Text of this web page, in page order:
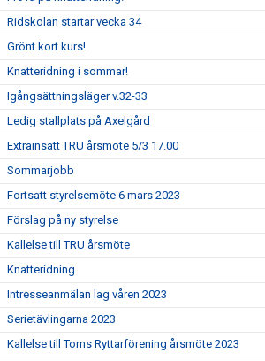
Ridskolan startar vecka 34
Grönt kort kurs!
Knatteridning i sommar!
Igångsättningsläger v.32-33
Ledig stallplats på Axelgård
Extrainsatt TRU årsmöte 5/3 17.00
Sommarjobb
Fortsatt styrelsemöte 6 mars 2023
Förslag på ny styrelse
Kallelse till TRU årsmöte
Knatteridning
Intresseanmälan lag våren 2023
Serietävlingarna 2023
Kallelse till Torns Ryttarförening årsmöte 2023